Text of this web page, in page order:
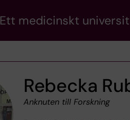
Ett medicinskt
Rebecka
Anknuten till Forskning